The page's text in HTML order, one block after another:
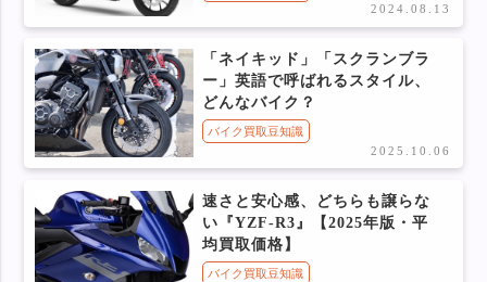
2024.08.13
「ネイキッド」「スクランブラ
ー」英語で呼ばれるスタイル、
どんなバイク？
バイク買取豆知識
2025.10.06
速さと安心感、どちらも譲らな
い『YZF-R3』【2025年版・平
均買取価格】
バイク買取豆知識